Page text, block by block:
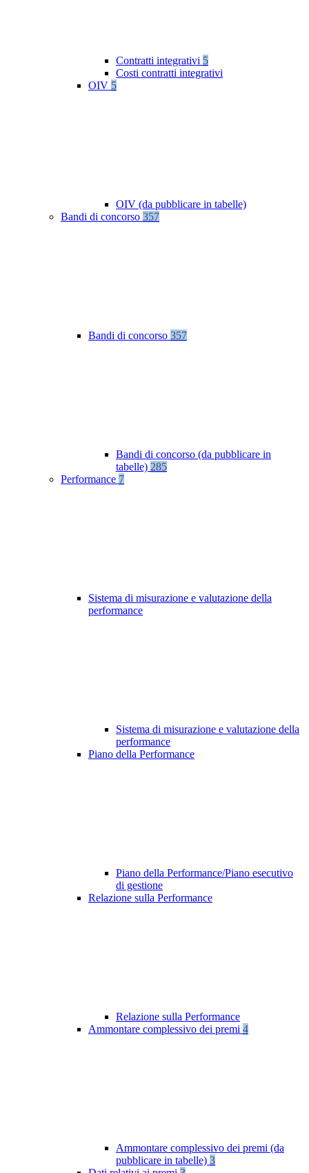
Contratti integrativi 5
Costi contratti integrativi
OIV 5
OIV (da pubblicare in tabelle)
Bandi di concorso 357
Bandi di concorso 357
Bandi di concorso (da pubblicare in
tabelle) 285
Performance 7
Sistema di misurazione e valutazione della
performance
Sistema di misurazione e valutazione della
performance
Piano della Performance
Piano della Performance/Piano esecutivo
di gestione
Relazione sulla Performance
Relazione sulla Performance
Ammontare complessivo dei premi 4
Ammontare complessivo dei premi (da
pubblicare in tabelle) 3